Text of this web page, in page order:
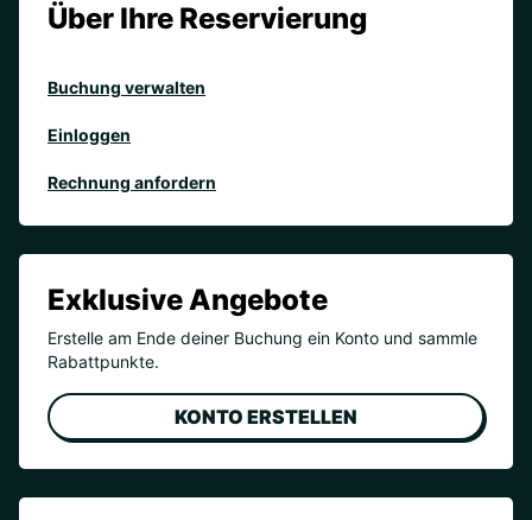
Über Ihre Reservierung
Buchung verwalten
Einloggen
Rechnung anfordern
Exklusive Angebote
Erstelle am Ende deiner Buchung ein Konto und sammle
Rabattpunkte.
KONTO ERSTELLEN